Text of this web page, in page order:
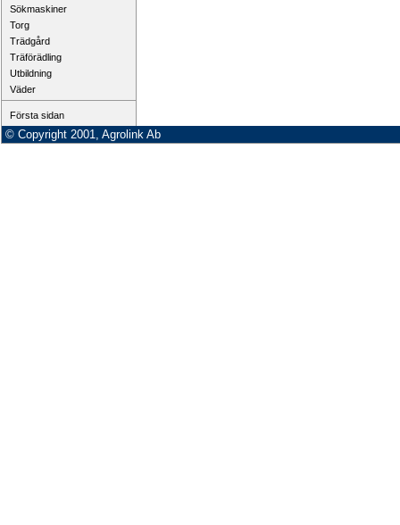
Sökmaskiner
Torg
Trädgård
Träförädling
Utbildning
Väder
Första sidan
© Copyright 2001, Agrolink Ab